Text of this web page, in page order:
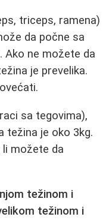
triceps, ramena)
da počne sa
Ako ne možete da
je prevelika.
sa tegovima),
težina je oko 3kg.
možete da
težinom i
težinom i